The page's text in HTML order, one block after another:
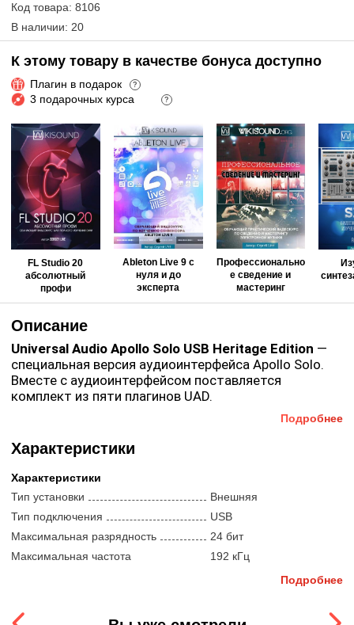
Код товара: 8106
В наличии: 20
К этому товару в качестве бонуса доступно
Плагин в подарок ?
3 подарочных курса ?
FL Studio 20
абсолютный
профи
Ableton Live 9 с
нуля и до
эксперта
Профессионально
е сведение и
мастеринг
Описание
Universal Audio Apollo Solo USB Heritage Edition —
специальная версия аудиоинтерфейса Apollo Solo.
Вместе с аудиоинтерфейсом поставляется
комплект из пяти плагинов UAD.
Основная особенность Apollo — выделенный
позволяет добиться задержки, близкой к нулю.
Apollo Solo Heritage Edition
микрофонными предусилителями с возможностью
эмуляции усиления от Neve, API, Manley, SSL, Avalon,
Helios и Universal Audio. Вход Hi-Z автоматически
подстраивает уровень сигнала под подключенный
инструмент. Для инструменталистов
предусмотрена эмуляция звукоусиления от Manley,
Особенности Apollo Solo Heritage Edition:
Специальная версия интерфейса с пятью
Отдельный процессор для обработки плагинов
Подробнее
Характеристики
Характеристики
Тип установки
Внешняя
Тип подключения
USB
Максимальная разрядность
24 бит
Максимальная частота
192 кГц
Входы (микрофонные)
Подробнее